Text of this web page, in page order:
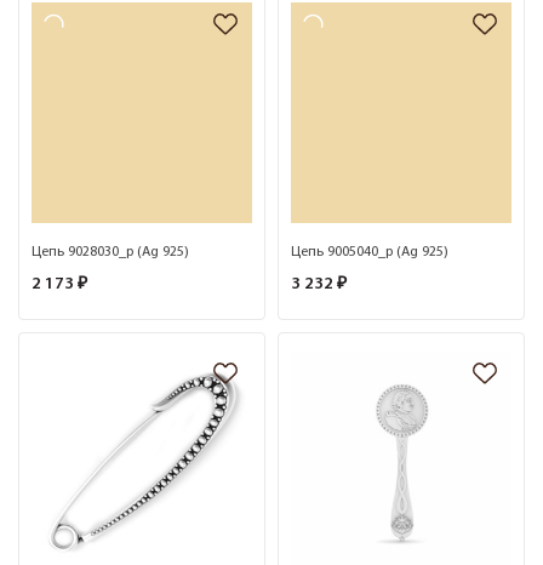
Цепь 9028030_р (Ag 925)
2 173 ₽
Цепь 9005040_р (Ag 925)
3 232 ₽